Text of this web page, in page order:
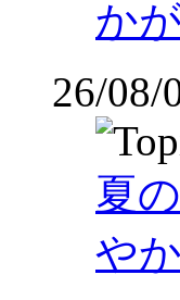
か
26/08/
夏
や